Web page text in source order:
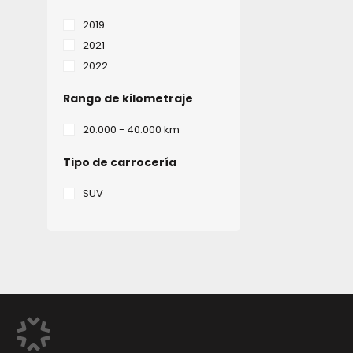
2019
2021
2022
Rango de kilometraje
20.000 - 40.000 km
Tipo de carrocería
SUV